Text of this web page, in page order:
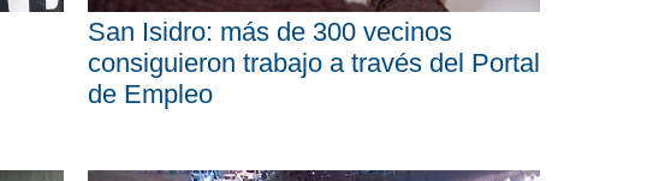
San Isidro: más de 300 vecinos
consiguieron trabajo a través del Portal
de Empleo